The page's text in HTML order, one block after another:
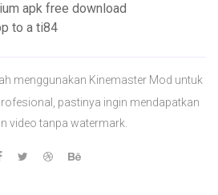
apk free download
to a ti84
menggunakan Kinemaster Mod untuk
pastinya ingin mendapatkan
video tanpa watermark.